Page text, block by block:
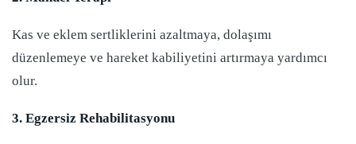
Kas ve eklem sertliklerini azaltmaya, dolaşımı
düzenlemeye ve hareket kabiliyetini artırmaya yardımcı
olur.
3. Egzersiz Rehabilitasyonu